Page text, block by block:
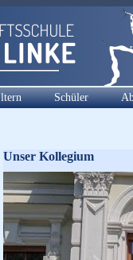
Schüler
Unser Kollegium